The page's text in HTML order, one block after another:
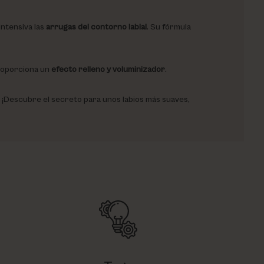
las arrugas del contorno labial. Su fórmula
un efecto relleno y voluminizador.
¡Descubre el secreto para unos labios más suaves,